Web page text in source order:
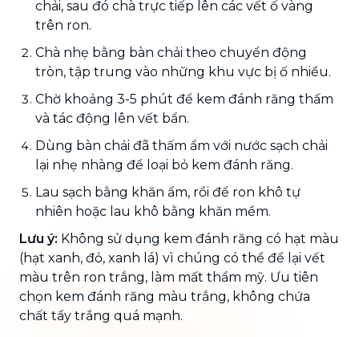
chải, sau đó chà trực tiếp lên các vết ố vàng
trên ron.
Chà nhẹ bằng bàn chải theo chuyển động
tròn, tập trung vào những khu vực bị ố nhiều.
Chờ khoảng 3-5 phút để kem đánh răng thấm
và tác động lên vết bẩn.
Dùng bàn chải đã thấm ẩm với nước sạch chải
lại nhẹ nhàng để loại bỏ kem đánh răng.
Lau sạch bằng khăn ẩm, rồi để ron khô tự
nhiên hoặc lau khô bằng khăn mềm.
Lưu ý: Không sử dụng kem đánh răng có hạt màu
(hạt xanh, đỏ, xanh lá) vì chúng có thể để lại vết
màu trên ron trắng, làm mất thẩm mỹ. Ưu tiên
chọn kem đánh răng màu trắng, không chứa
chất tẩy trắng quá mạnh.